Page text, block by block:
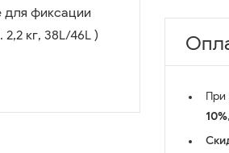
для фиксации
кг, 38L/46L )
При
10%